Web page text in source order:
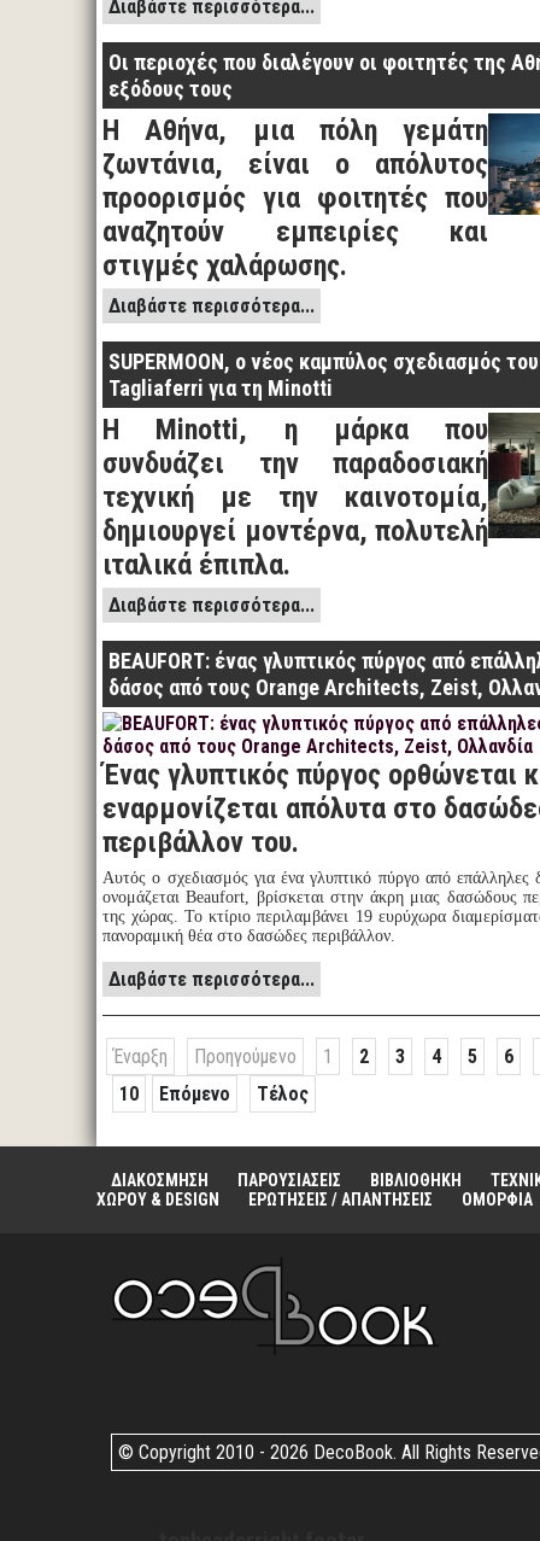
Διαβάστε περισσότερα...
Οι περιοχές που διαλέγουν οι φοιτητές της
εξόδους τους
Η Αθήνα, μια πόλη γεμάτη
ζωντάνια, είναι ο απόλυτος
προορισμός για φοιτητές που
αναζητούν εμπειρίες και
στιγμές χαλάρωσης.
Διαβάστε περισσότερα...
SUPERMOON, ο νέος καμπύλος σχεδιασμός
Tagliaferri για τη Minotti
Η Minotti, η μάρκα που
συνδυάζει την παραδοσιακή
τεχνική με την καινοτομία,
δημιουργεί μοντέρνα, πολυτελή
ιταλικά έπιπλα.
Διαβάστε περισσότερα...
BEAUFORT: ένας γλυπτικός πύργος από
δάσος από τους Orange Architects, Zeist,
Ένας γλυπτικός πύργος ορθώνεται
εναρμονίζεται απόλυτα στο
περιβάλλον του.
Αυτός ο σχεδιασμός για ένα γλυπτικό πύργο από επάλληλες
ονομάζεται Beaufort, βρίσκεται στην άκρη μιας δασώδους
της χώρας. Το κτίριο περιλαμβάνει 19 ευρύχωρα
πανοραμική θέα στο δασώδες περιβάλλον.
Διαβάστε περισσότερα...
Έναρξη Προηγούμενο 1 2 3 4 5
6
10
Επόμενο Τέλος
ΔΙΑΚΟΣΜΗΣΗ ΠΑΡΟΥΣΙΑΣΕΙΣ ΒΙΒΛΙΟΘΗΚΗ
ΧΩΡΟΥ & DESIGN
ΕΡΩΤΗΣΕΙΣ / ΑΠΑΝΤΗΣΕΙΣ ΟΜΟΡΦΙΑ
© Copyright 2010 - 2026 DecoBook. All Rights